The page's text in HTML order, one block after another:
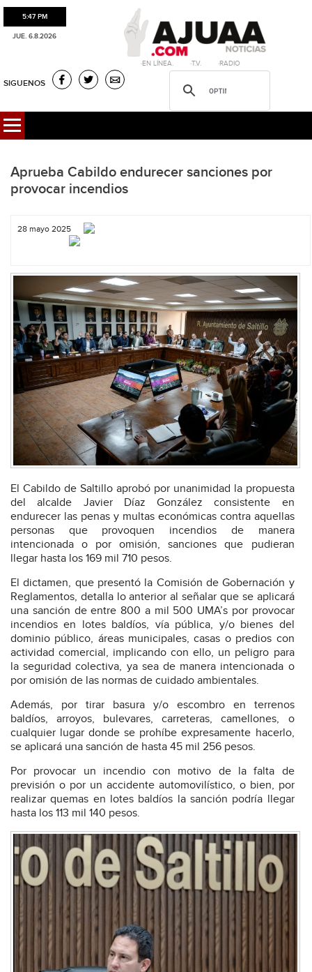
5:47 PM
JUE. 6.8.2026
·EN LÍNEA. ·T.V. ·RADIO
SIGUENOS
Aprueba Cabildo endurecer sanciones por
provocar incendios
28 mayo 2025
El Cabildo de Saltillo aprobó por unanimidad la propuesta
del alcalde Javier Díaz González consistente en
endurecer las penas y multas económicas contra aquellas
personas que provoquen incendios de manera
intencionada o por omisión, sanciones que pudieran
llegar hasta los 169 mil 710 pesos.
El dictamen, que presentó la Comisión de Gobernación y
Reglamentos, detalla lo anterior al señalar que se aplicará
una sanción de entre 800 a mil 500 UMA’s por provocar
incendios en lotes baldíos, vía pública, y/o bienes del
dominio público, áreas municipales, casas o predios con
actividad comercial, implicando con ello, un peligro para
la seguridad colectiva, ya sea de manera intencionada o
por omisión de las normas de cuidado ambientales.
Además, por tirar basura y/o escombro en terrenos
baldíos, arroyos, bulevares, carreteras, camellones, o
cualquier lugar donde se prohíbe expresamente hacerlo,
se aplicará una sanción de hasta 45 mil 256 pesos.
Por provocar un incendio con motivo de la falta de
previsión o por un accidente automovilístico, o bien, por
realizar quemas en lotes baldíos la sanción podría llegar
hasta los 113 mil 140 pesos.